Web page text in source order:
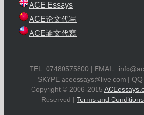
ACE Essays
ACE论文代写
ACE論文代寫
TEL: 07480575800 | EMAIL:
SKYPE aceessays@live.com |
Copyright © 2006-2015
Reserved | Terms and Conditions